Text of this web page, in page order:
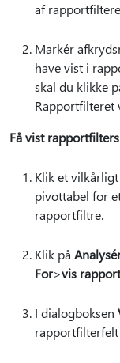
af
Markér
have vist i
skal du klikke
Rapportfilteret
Få vist
Klik et
pivottabel for
rapportfiltre.
Klik på
For>vis
I dialogboksen